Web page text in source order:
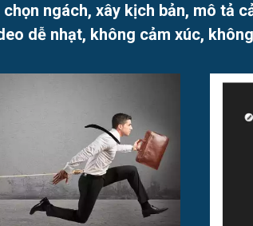
ngách, xây kịch bản, mô tả
dễ nhạt, không cảm xúc,